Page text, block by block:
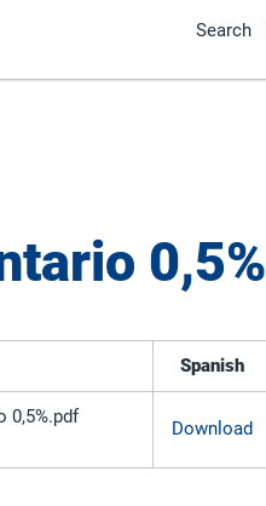
Search
0,5%
Spanish
0,5%.pdf
Download